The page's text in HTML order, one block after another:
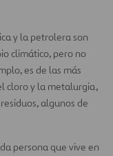
y la petrolera son
climático, pero no
es de las más
cloro y la metalurgia,
algunos de
persona que vive en